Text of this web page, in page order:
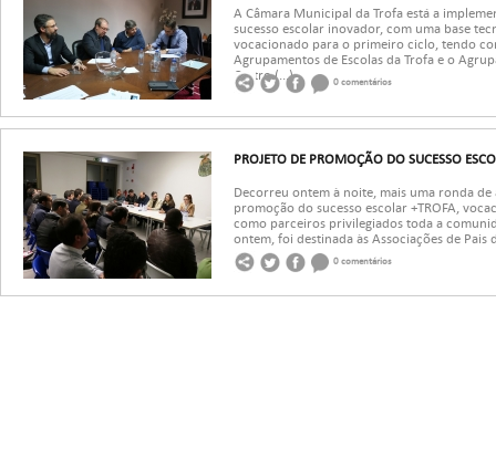
A Câmara Municipal da Trofa está a
sucesso escolar inovador, com uma base
vocacionado para o primeiro ciclo, tendo
Agrupamentos de Escolas da Trofa e o
Castro.(...)
0 comentários
PROJETO DE PROMOÇÃO DO SUCESSO
Decorreu ontem à noite, mais uma ronda
promoção do sucesso escolar +TROFA,
como parceiros privilegiados toda a
ontem, foi destinada às Associações de Pais
0 comentários